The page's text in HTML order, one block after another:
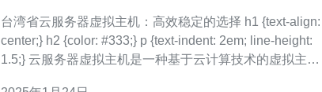
台湾省云服务器虚拟主机：高效稳定的选择 h1 {text-align:
center;} h2 {color: #333;} p {text-indent: 2em; line-height:
1.5;} 云服务器虚拟主机是一种基于云计算技术的虚拟主机